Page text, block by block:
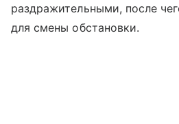
раздражительными, после
для смены обстановки.